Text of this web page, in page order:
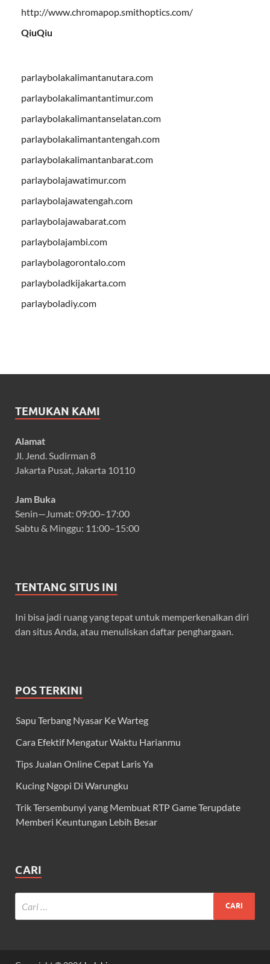
http://www.chromapop.smithoptics.com/
QiuQiu
parlaybolakalimantanutara.com
parlaybolakalimantantimur.com
parlaybolakalimantanselatan.com
parlaybolakalimantantengah.com
parlaybolakalimantanbarat.com
parlaybolajawatimur.com
parlaybolajawatengah.com
parlaybolajawabarat.com
parlaybolajambi.com
parlaybolagorontalo.com
parlayboladkijakarta.com
parlayboladiy.com
TEMUKAN KAMI
Alamat
Jl. Jend. Sudirman 8
Jakarta Pusat, Jakarta 10110
Jam Buka
Senin—Jumat: 09:00–17:00
Sabtu & Minggu: 11:00–15:00
TENTANG SITUS INI
Ini bisa jadi ruang yang tepat untuk memperkenalkan diri
dan situs Anda, atau menuliskan daftar penghargaan.
POS TERKINI
Sapu Terbang Nyasar Ke Warteg
Cara Efektif Mengatur Waktu Harianmu
Tips Jualan Online Cepat Laris Ya
Kucing Ngopi Di Warungku
Trik Tersembunyi yang Membuat RTP Game Terupdate
Memberi Keuntungan Lebih Besar
CARI